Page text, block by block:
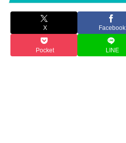
X Facebook
Pocket LINE